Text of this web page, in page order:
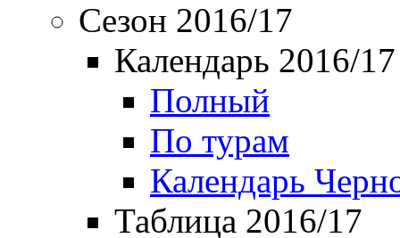
Сезон 2016/17
Календарь 2016/17
Полный
По турам
Календарь
Таблица 2016/17